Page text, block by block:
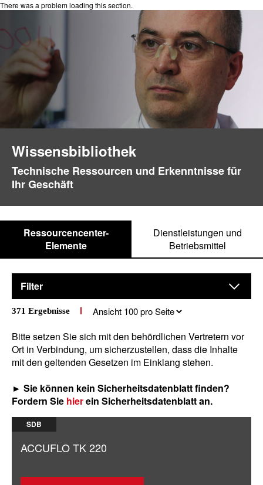
There was a problem loading this section.
Wissensbibliothek
Technische Ressourcen und Erkenntnisse für
Ihr Geschäft
Ressourcencenter-
Elemente
Dienstleistungen und
Betriebsmittel
Filter
371 Ergebnisse
per
Bitte setzen Sie sich mit den behördlichen Vertretern vor
Ort in Verbindung, um sicherzustellen, dass die Inhalte
mit den geltenden Gesetzen im Einklang stehen.
► Sie können kein Sicherheitsdatenblatt finden?
Fordern Sie hierein Sicherheitsdatenblatt an.
SDB
ACCUFLO TK 220